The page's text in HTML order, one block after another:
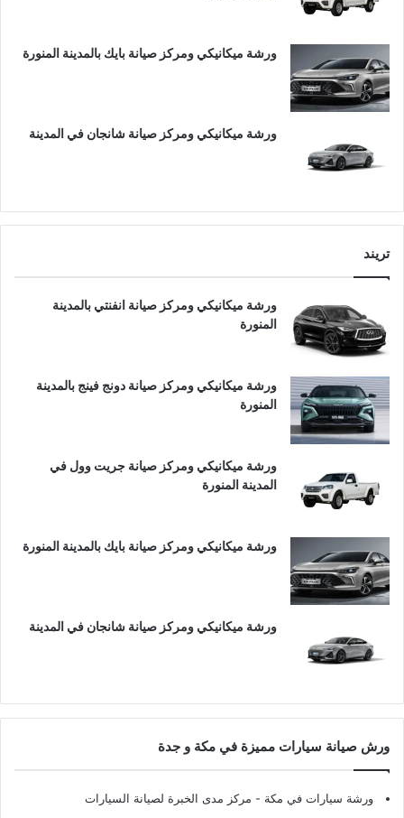
ورشة ميكانيكي ومركز صيانة بايك بالمدينة المنورة
ورشة ميكانيكي ومركز صيانة شانجان في المدينة
تريند
ورشة ميكانيكي ومركز صيانة انفنتي بالمدينة
المنورة
ورشة ميكانيكي ومركز صيانة دونج فينج بالمدينة
المنورة
ورشة ميكانيكي ومركز صيانة جريت وول في
المدينة المنورة
ورشة ميكانيكي ومركز صيانة بايك بالمدينة المنورة
ورشة ميكانيكي ومركز صيانة شانجان في المدينة
ورش صيانة سيارات مميزة في مكة و جدة
ورشة سيارات في مكة - مركز مدى الخبرة لصيانة السيارات